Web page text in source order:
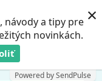
návody a tipy pre
novinkách.
Powered by SendPulse
×